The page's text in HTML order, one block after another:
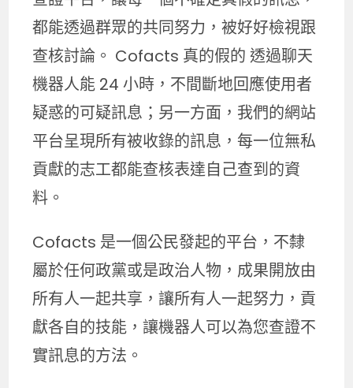
都能透過群眾的共同努力，被好好檢視跟
查核討論。 Cofacts 真的假的 透過聊天
機器人能 24 小時，不間斷地回應使用者
疑惑的可疑訊息；另一方面，我們的網站
平台呈現所有被收錄的訊息，每一位無私
貢獻的志工都能查核表達自己查到的資
料。
Cofacts 是一個公民發起的平台，不隸
屬於任何政黨或是政治人物，成果開放由
所有人一起共享，讓所有人一起努力，貢
獻各自的技能，讓機器人可以為您查證不
實訊息的方法。